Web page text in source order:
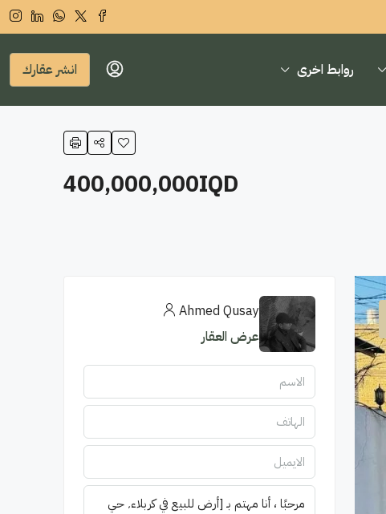
روابط اخرى انشر عقارك
400,000,000IQD
Ahmed Qusay
عرض العقار